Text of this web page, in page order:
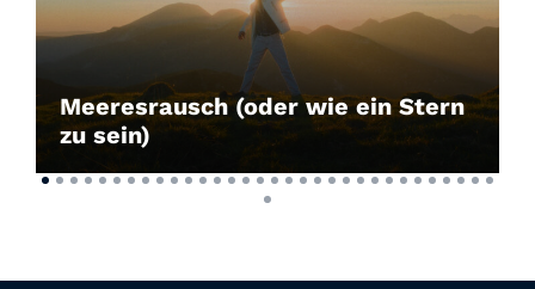
Meeresrausch (oder wie ein Stern
zu sein)